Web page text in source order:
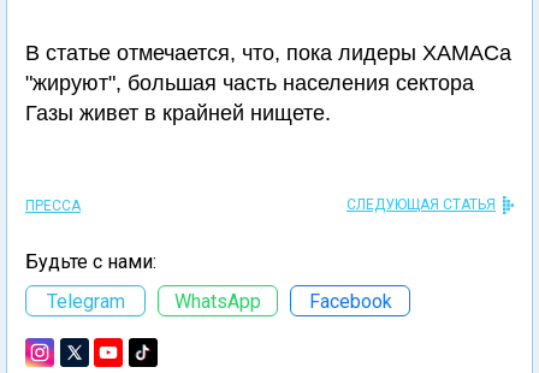
В статье отмечается, что, пока лидеры ХАМАСа
"жируют", большая часть населения сектора
Газы живет в крайней нищете.
ПРЕССА СЛЕДУЮЩАЯ СТАТЬЯ
Будьте с нами:
Telegram
WhatsApp Facebook